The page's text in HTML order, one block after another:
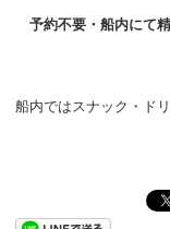
予約不要・船内にて
船内ではスナック・ド